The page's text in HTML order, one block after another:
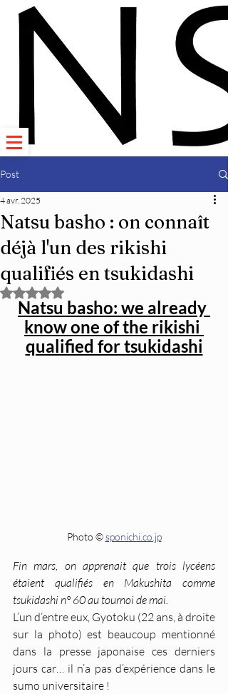
Post
Natsu basho : on connaît
déjà l'un des rikishi
qualifiés en tsukidashi
4 avr. 2025
Noté NaN étoiles sur 5.
Natsu basho: we already
know one of the rikishi
qualified for tsukidashi
Photo © sponichi.co.jp
Fin mars, on apprenait que trois lycéens
étaient qualifiés en Makushita comme
tsukidashi n° 60 au tournoi de mai.
L’un d’entre eux, Gyotoku (22 ans, à droite
sur la photo) est beaucoup mentionné
dans la presse japonaise ces derniers
jours car… il n’a pas d’expérience dans le
sumo universitaire !